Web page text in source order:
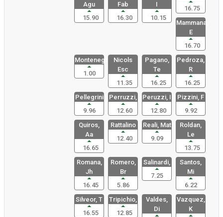
Agu
15.90
Fab
16.30
I
10.15
16.75
Mammana,
E
16.70
Montenegro
1.00
Nicols
Esc
11.35
Pagano,
Te
16.25
Pedroza,
R
16.25
Pellegrini
9.96
Perruzzi,
12.60
Peruzzi, I
12.80
Pizzini, F
9.92
Quiros,
Aa
16.65
Rattalino
12.40
Reali, Mat
9.09
Roldan,
Le
13.75
Romana,
Jh
16.45
Romero,
Br
5.86
Salinardi,
7.25
Santos,
Mi
6.22
Silveor, T
16.55
Tripichio,
12.85
Valdes,
Di
Vazquez,
K